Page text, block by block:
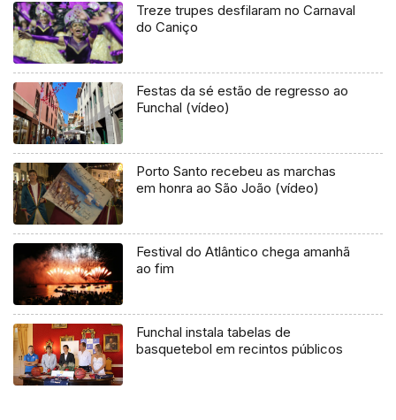
Treze trupes desfilaram no Carnaval
do Caniço
Festas da sé estão de regresso ao
Funchal (vídeo)
Porto Santo recebeu as marchas
em honra ao São João (vídeo)
Festival do Atlântico chega amanhã
ao fim
Funchal instala tabelas de
basquetebol em recintos públicos